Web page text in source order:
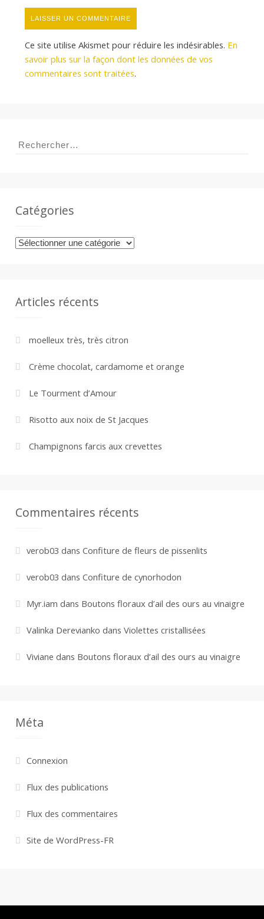
Ce site utilise Akismet pour réduire les indésirables. En
savoir plus sur la façon dont les données de vos
commentaires sont traitées.
Rechercher :
Catégories
Catégories
Articles récents
moelleux très, très citron
Crème chocolat, cardamome et orange
Le Tourment d’Amour
Risotto aux noix de St Jacques
Champignons farcis aux crevettes
Commentaires récents
verob03 dans Confiture de fleurs de pissenlits
verob03 dans Confiture de cynorhodon
Myr.iam dans Boutons floraux d’ail des ours au vinaigre
Valinka Derevianko dans Violettes cristallisées
Viviane dans Boutons floraux d’ail des ours au vinaigre
Méta
Connexion
Flux des publications
Flux des commentaires
Site de WordPress-FR